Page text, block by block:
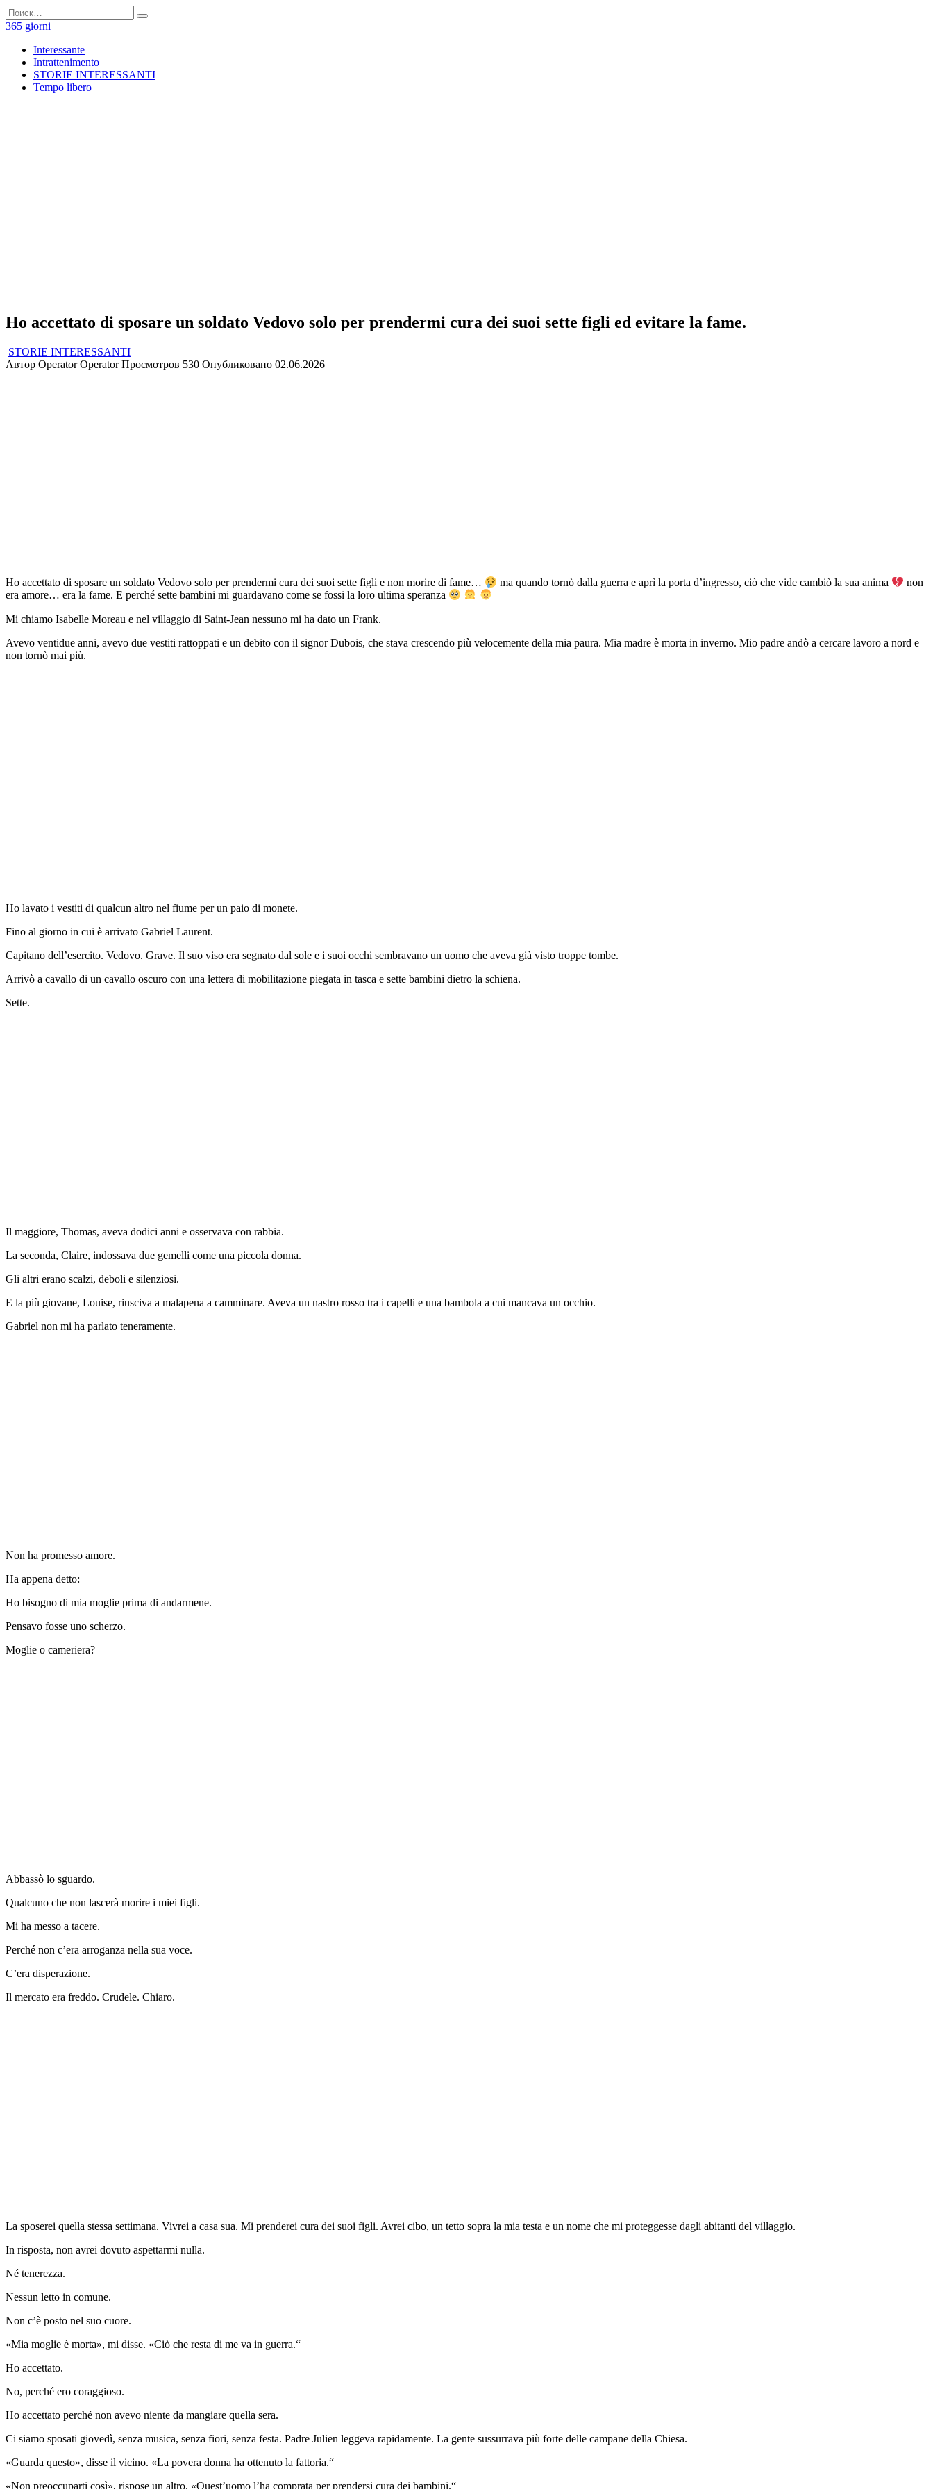
Перейти
к
содержанию
Search
for:
365 giorni
Interessante
Intrattenimento
STORIE INTERESSANTI
Tempo libero
Ho accettato di sposare un soldato Vedovo solo per prendermi cura dei suoi sette figli ed evitare la fame.
STORIE INTERESSANTI
Автор Operator Operator Просмотров 530 Опубликовано 02.06.2026
Ho accettato di sposare un soldato Vedovo solo per prendermi cura dei suoi sette figli e non morire di fame… ma quando tornò dalla guerra e aprì la porta d’ingresso, ciò che vide cambiò la sua anima
non
era amore… era la fame. E perché sette bambini mi guardavano come se fossi la loro ultima speranza
Mi chiamo Isabelle Moreau e nel villaggio di Saint-Jean nessuno mi ha dato un Frank.
Avevo ventidue anni, avevo due vestiti rattoppati e un debito con il signor Dubois, che stava crescendo più velocemente della mia paura. Mia madre è morta in inverno. Mio padre andò a cercare lavoro a nord e
non tornò mai più.
Ho lavato i vestiti di qualcun altro nel fiume per un paio di monete.
Fino al giorno in cui è arrivato Gabriel Laurent.
Capitano dell’esercito. Vedovo. Grave. Il suo viso era segnato dal sole e i suoi occhi sembravano un uomo che aveva già visto troppe tombe.
Arrivò a cavallo di un cavallo oscuro con una lettera di mobilitazione piegata in tasca e sette bambini dietro la schiena.
Sette.
Il maggiore, Thomas, aveva dodici anni e osservava con rabbia.
La seconda, Claire, indossava due gemelli come una piccola donna.
Gli altri erano scalzi, deboli e silenziosi.
E la più giovane, Louise, riusciva a malapena a camminare. Aveva un nastro rosso tra i capelli e una bambola a cui mancava un occhio.
Gabriel non mi ha parlato teneramente.
Non ha promesso amore.
Ha appena detto:
Ho bisogno di mia moglie prima di andarmene.
Pensavo fosse uno scherzo.
Moglie o cameriera?
Abbassò lo sguardo.
Qualcuno che non lascerà morire i miei figli.
Mi ha messo a tacere.
Perché non c’era arroganza nella sua voce.
C’era disperazione.
Il mercato era freddo. Crudele. Chiaro.
La sposerei quella stessa settimana. Vivrei a casa sua. Mi prenderei cura dei suoi figli. Avrei cibo, un tetto sopra la mia testa e un nome che mi proteggesse dagli abitanti del villaggio.
In risposta, non avrei dovuto aspettarmi nulla.
Né tenerezza.
Nessun letto in comune.
Non c’è posto nel suo cuore.
«Mia moglie è morta», mi disse. «Ciò che resta di me va in guerra.“
Ho accettato.
No, perché ero coraggioso.
Ho accettato perché non avevo niente da mangiare quella sera.
Ci siamo sposati giovedì, senza musica, senza fiori, senza festa. Padre Julien leggeva rapidamente. La gente sussurrava più forte delle campane della Chiesa.
«Guarda questo», disse il vicino. «La povera donna ha ottenuto la fattoria.“
«Non preoccuparti così», rispose un altro. «Quest’uomo l’ha comprata per prendersi cura dei bambini.“